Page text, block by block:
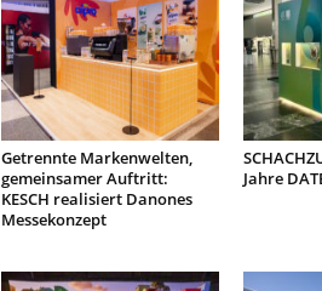
Getrennte Markenwelten,
gemeinsamer Auftritt:
KESCH realisiert Danones
Messekonzept
Jahre